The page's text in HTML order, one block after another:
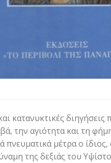
κατανυκτικές
την αγιότητα και τη
πνευματικά μέτρα ο
της δεξιάς του